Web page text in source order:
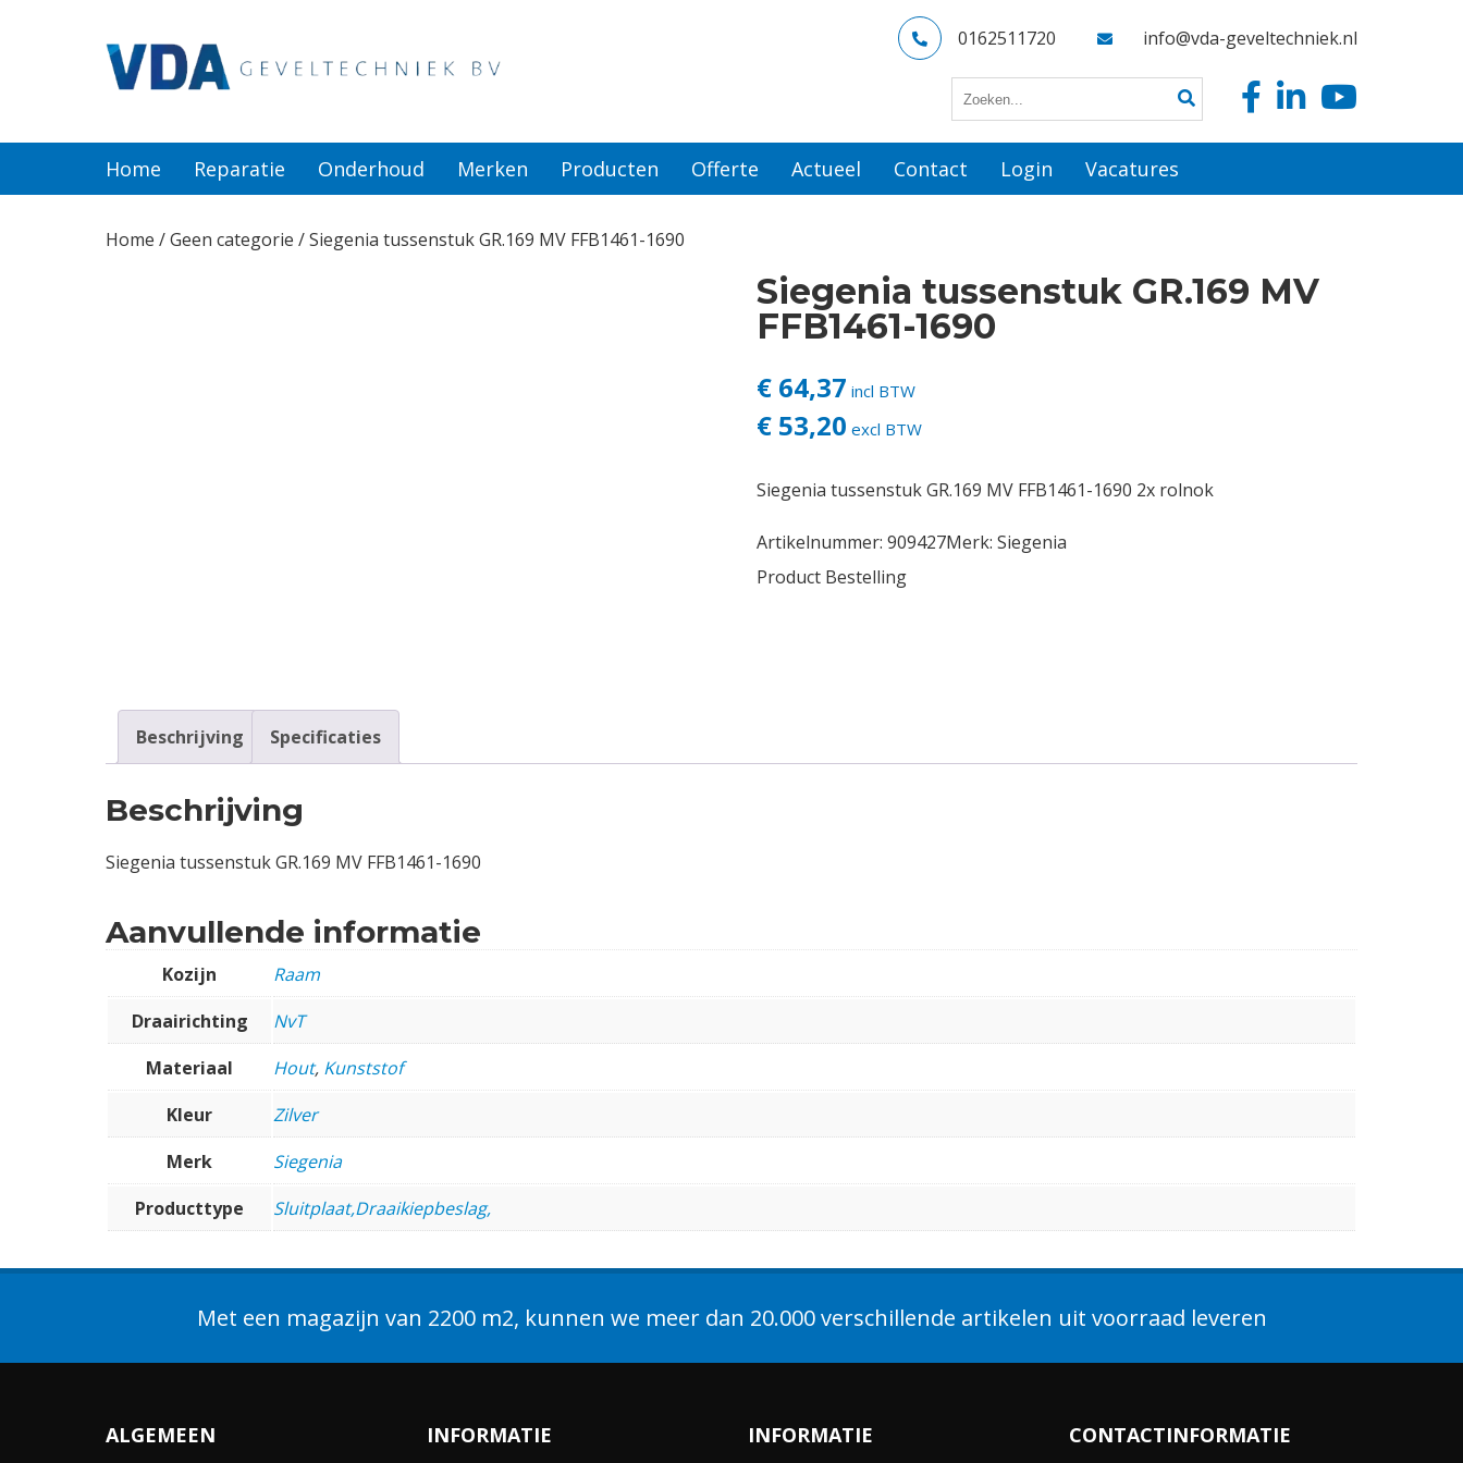
0162511720 info@vda-geveltechniek.nl
Home Reparatie Onderhoud Merken Producten Offerte Actueel Contact Login Vacatures
Home /Geen categorie / Siegenia tussenstuk GR.169 MV FFB1461-1690
Siegenia tussenstuk GR.169 MV
FFB1461-1690
€ 64,37 incl BTW
€ 53,20 excl BTW
Siegenia tussenstuk GR.169 MV FFB1461-1690 2x rolnok
Artikelnummer: 909427Merk: Siegenia
Product Bestelling
Beschrijving Specificaties
Beschrijving
Siegenia tussenstuk GR.169 MV FFB1461-1690
Aanvullende informatie
Kozijn
Raam
Draairichting
NvT
Materiaal
Hout, Kunststof
Kleur
Zilver
Merk
Siegenia
Producttype
Sluitplaat,Draaikiepbeslag,
Met een magazijn van 2200 m2, kunnen we meer dan 20.000 verschillende artikelen uit voorraad leveren
ALGEMEEN INFORMATIE INFORMATIE CONTACTINFORMATIE